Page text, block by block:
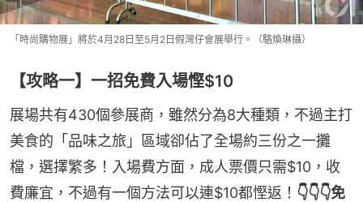
「時尚購物展」將於4月28日至5月2日假灣仔會展舉行。（駱煥琳攝）
【攻略一】一招免費入場慳$10
展場共有430個參展商，雖然分為8大種類，不過主打
美食的「品味之旅」區域卻佔了全場約三份之一攤
檔，選擇繁多！入場費方面，成人票價只需$10，收
費廉宜，不過有一個方法可以連$10都慳返！ 👇👇👇免